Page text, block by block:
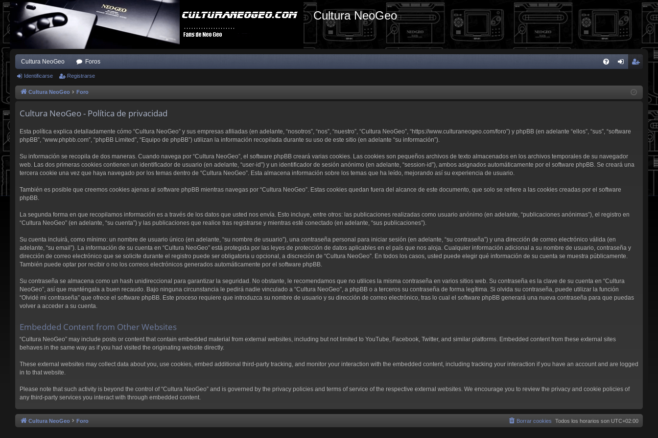
Cultura NeoGeo
Cultura NeoGeo Foros
se
ist
Identificarse Registrarse
Cultura NeoGeo Foro
Cultura NeoGeo - Política de privacidad
Esta política explica detalladamente cómo “Cultura NeoGeo” y sus empresas afiliadas (en adelante, “nosotros”, “nos”, “nuestro”, “Cultura NeoGeo”, “https://www.culturaneogeo.com/foro”) y phpBB (en adelante “ellos”, “sus”, “software
phpBB”, “www.phpbb.com”, “phpBB Limited”, “Equipo de phpBB”) utilizan la información recopilada durante su uso de este sitio (en adelante “su información”).
Su información se recopila de dos maneras. Cuando navega por “Cultura NeoGeo”, el software phpBB creará varias cookies. Las cookies son pequeños archivos de texto almacenados en los archivos temporales de su navegador
web. Las dos primeras cookies contienen un identificador de usuario (en adelante, “user-id”) y un identificador de sesión anónimo (en adelante, “session-id”), ambos asignados automáticamente por el software phpBB. Se creará una
tercera cookie una vez que haya navegado por los temas dentro de “Cultura NeoGeo”. Esta almacena información sobre los temas que ha leído, mejorando así su experiencia de usuario.
También es posible que creemos cookies ajenas al software phpBB mientras navegas por “Cultura NeoGeo”. Estas cookies quedan fuera del alcance de este documento, que solo se refiere a las cookies creadas por el software
phpBB.
La segunda forma en que recopilamos información es a través de los datos que usted nos envía. Esto incluye, entre otros: las publicaciones realizadas como usuario anónimo (en adelante, “publicaciones anónimas”), el registro en
“Cultura NeoGeo” (en adelante, “su cuenta”) y las publicaciones que realice tras registrarse y mientras esté conectado (en adelante, “sus publicaciones”).
Su cuenta incluirá, como mínimo: un nombre de usuario único (en adelante, “su nombre de usuario”), una contraseña personal para iniciar sesión (en adelante, “su contraseña”) y una dirección de correo electrónico válida (en
adelante, “su email”). La información de su cuenta en “Cultura NeoGeo” está protegida por las leyes de protección de datos aplicables en el país que nos aloja. Cualquier información adicional a su nombre de usuario, contraseña y
dirección de correo electrónico que se solicite durante el registro puede ser obligatoria u opcional, a discreción de “Cultura NeoGeo”. En todos los casos, usted puede elegir qué información de su cuenta se muestra públicamente.
También puede optar por recibir o no los correos electrónicos generados automáticamente por el software phpBB.
Su contraseña se almacena como un hash unidireccional para garantizar la seguridad. No obstante, le recomendamos que no utilices la misma contraseña en varios sitios web. Su contraseña es la clave de su cuenta en “Cultura
NeoGeo”, así que manténgala a buen recaudo. Bajo ninguna circunstancia le pedirá nadie vinculado a “Cultura NeoGeo”, a phpBB o a terceros su contraseña de forma legítima. Si olvida su contraseña, puede utilizar la función
“Olvidé mi contraseña” que ofrece el software phpBB. Este proceso requiere que introduzca su nombre de usuario y su dirección de correo electrónico, tras lo cual el software phpBB generará una nueva contraseña para que puedas
volver a acceder a su cuenta.
Embedded Content from Other Websites
“Cultura NeoGeo” may include posts or content that contain embedded material from external websites, including but not limited to YouTube, Facebook, Twitter, and similar platforms. Embedded content from these external sites
behaves in the same way as if you had visited the originating website directly.
These external websites may collect data about you, use cookies, embed additional third-party tracking, and monitor your interaction with the embedded content, including tracking your interaction if you have an account and are logged
in to that website.
Please note that such activity is beyond the control of “Cultura NeoGeo” and is governed by the privacy policies and terms of service of the respective external websites. We encourage you to review the privacy and cookie policies of
any third-party services you interact with through embedded content.
Cultura NeoGeo Foro Todos los horarios son UTC+02:00
Borrar cookies